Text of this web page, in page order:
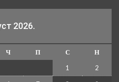
2026.
Ч П С
Н
1
2